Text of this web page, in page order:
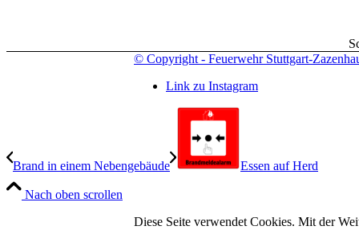
© Copyright - Feuerwehr Stuttgart-
Link zu Instagram
Brand in einem Nebengebäude Essen auf Herd
Nach oben scrollen
Diese Seite verwendet Cookies. Mit der